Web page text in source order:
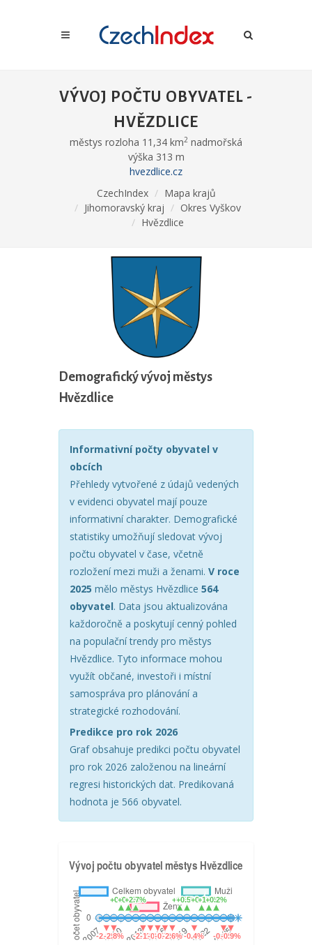
VÝVOJ POČTU OBYVATEL -
HVĚZDLICE
městys rozloha 11,34 km2 nadmořská
výška 313 m
hvezdlice.cz
CzechIndex
Mapa krajů
Jihomoravský kraj
Okres Vyškov
Hvězdlice
Demografický vývoj městys
Hvězdlice
Informativní počty obyvatel v
obcích
Přehledy vytvořené z údajů vedených
v evidenci obyvatel mají pouze
informativní charakter. Demografické
statistiky umožňují sledovat vývoj
počtu obyvatel v čase, včetně
rozložení mezi muži a ženami. V roce
2025 mělo městys Hvězdlice 564
obyvatel. Data jsou aktualizována
každoročně a poskytují cenný pohled
na populační trendy pro městys
Hvězdlice. Tyto informace mohou
využít občané, investoři i místní
samospráva pro plánování a
strategické rozhodování.
Predikce pro rok 2026
Graf obsahuje predikci počtu obyvatel
pro rok 2026 založenou na lineární
regresi historických dat. Predikovaná
hodnota je 566 obyvatel.